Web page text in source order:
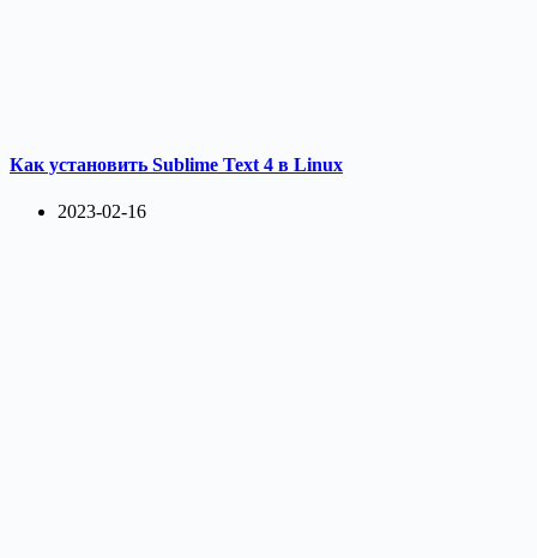
Как установить Sublime Text 4 в Linux
2023-02-16